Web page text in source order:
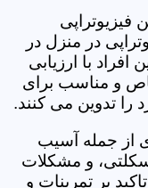
در منزل در
با ارزیابی
و مناسب برای
را تدوین می کنند.
از جمله آسیب
و مشکلات
بر تمرینات و